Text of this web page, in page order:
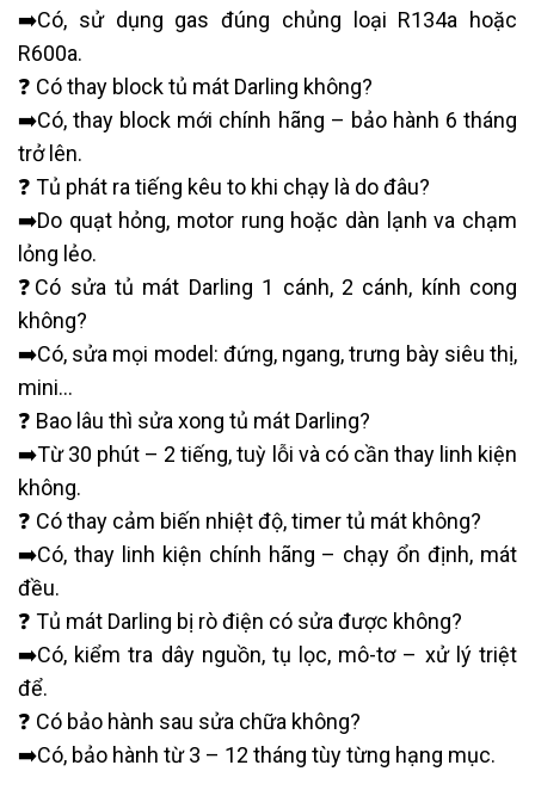
➡️Có, sử dụng gas đúng chủng loại R134a hoặc
R600a.
❓ Có thay block tủ mát Darling không?
➡️Có, thay block mới chính hãng – bảo hành 6 tháng
trở lên.
❓ Tủ phát ra tiếng kêu to khi chạy là do đâu?
➡️Do quạt hỏng, motor rung hoặc dàn lạnh va chạm
lỏng lẻo.
❓Có sửa tủ mát Darling 1 cánh, 2 cánh, kính cong
không?
➡️Có, sửa mọi model: đứng, ngang, trưng bày siêu thị,
mini…
❓ Bao lâu thì sửa xong tủ mát Darling?
➡️Từ 30 phút – 2 tiếng, tuỳ lỗi và có cần thay linh kiện
không.
❓ Có thay cảm biến nhiệt độ, timer tủ mát không?
➡️Có, thay linh kiện chính hãng – chạy ổn định, mát
đều.
❓ Tủ mát Darling bị rò điện có sửa được không?
➡️Có, kiểm tra dây nguồn, tụ lọc, mô-tơ – xử lý triệt
để.
❓ Có bảo hành sau sửa chữa không?
➡️Có, bảo hành từ 3 – 12 tháng tùy từng hạng mục.